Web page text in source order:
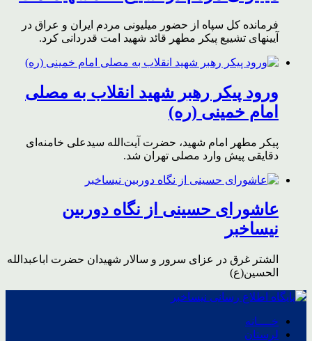
فرمانده کل سپاه از حضور میلیونی مردم ایران و عراق در
آیینهای تشییع پیکر مطهر قائد شهید امت قدردانی کرد.
ورود پیکر رهبر شهید انقلاب به مصلی
امام خمینی (ره)
پیکر مطهر امام شهید،‌ حضرت آیت‌الله سیدعلی خامنه‌ای
دقایقی پیش وارد مصلی تهران شد.
عاشورای حسینی از نگاه دوربین
نیساخبر
الشتر غرق در عزای سرور و سالار شهیدان حضرت اباعبدالله
الحسین(ع)
خــــانه
لرستان